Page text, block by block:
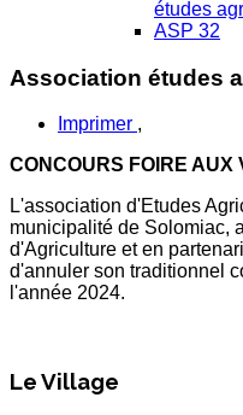
études
ASP 32
Association études
Imprimer ,
CONCOURS FOIRE AUX
L'association d'Etudes
municipalité de Solomiac,
d'Agriculture et en
d'annuler son traditionnel
l'année 2024.
Le Village